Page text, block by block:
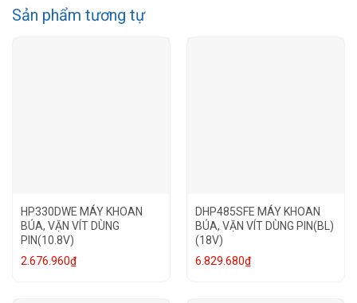
Sản phẩm tương tự
HP330DWE MÁY KHOAN
BÚA, VẶN VÍT DÙNG
PIN(10.8V)
2.676.960₫
DHP485SFE MÁY KHOAN
BÚA, VẶN VÍT DÙNG PIN(BL)
(18V)
6.829.680₫